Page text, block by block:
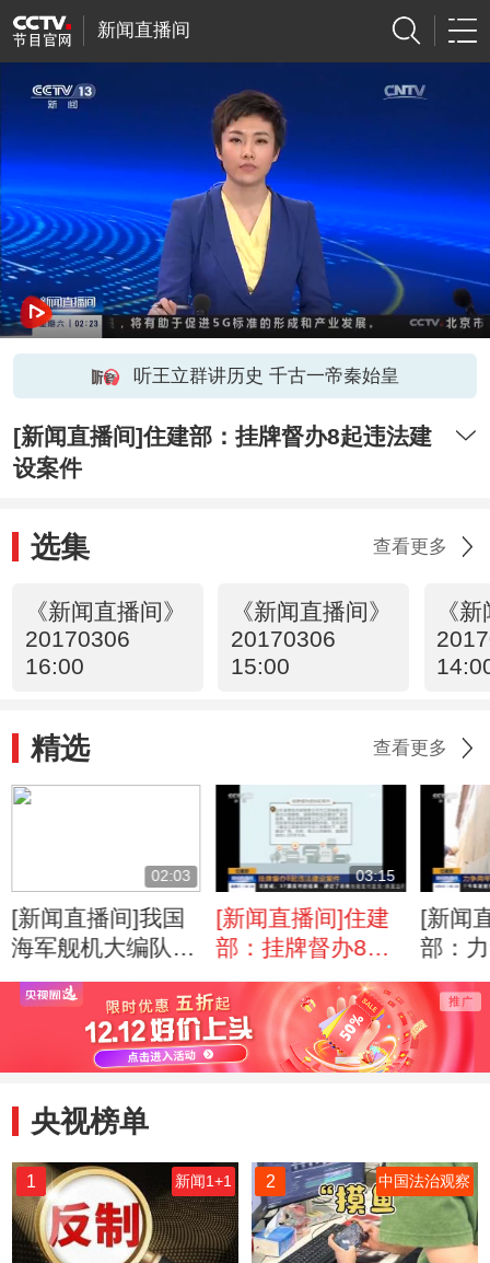
新闻直播间
听王立群讲历史 千古一帝秦始皇
[新闻直播间]住建部：挂牌督办8起违法建
设案件
选集 查看更多
《新闻直播间》
20170306
16:00
《新闻直播间》
20170306
15:00
《
精选 查看更多
02:03
[新闻直播间]我国
海军舰机大编队亮
相西太平洋：海军
组织舰机对抗演练
03:15
[新闻直播间]住建
部：挂牌督办8起
违法建设案件
[新闻
部：
农村
央视榜单
1 新闻1+1 2 中国法治观察